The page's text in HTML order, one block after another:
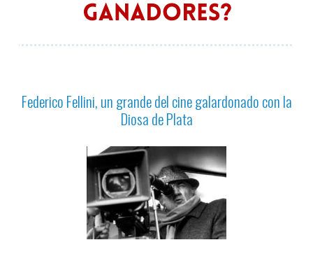
Federico Fellini, un grande del cine galardonado con la
Diosa de Plata